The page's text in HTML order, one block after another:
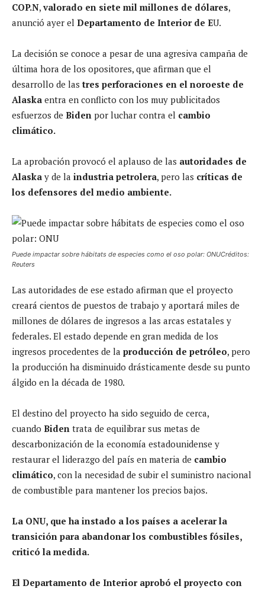
COP.N, valorado en siete mil millones de dólares,
anunció ayer el Departamento de Interior de EU.
La decisión se conoce a pesar de una agresiva campaña de
última hora de los opositores, que afirman que el
desarrollo de las tres perforaciones en el noroeste de
Alaska entra en conflicto con los muy publicitados
esfuerzos de Biden por luchar contra el cambio
climático.
La aprobación provocó el aplauso de las autoridades de
Alaska y de la industria petrolera, pero las críticas de
los defensores del medio ambiente.
Puede impactar sobre hábitats de especies como el oso polar: ONUCréditos:
Reuters
Las autoridades de ese estado afirman que el proyecto
creará cientos de puestos de trabajo y aportará miles de
millones de dólares de ingresos a las arcas estatales y
federales. El estado depende en gran medida de los
ingresos procedentes de la producción de petróleo, pero
la producción ha disminuido drásticamente desde su punto
álgido en la década de 1980.
El destino del proyecto ha sido seguido de cerca,
cuando Biden trata de equilibrar sus metas de
descarbonización de la economía estadounidense y
restaurar el liderazgo del país en materia de cambio
climático, con la necesidad de subir el suministro nacional
de combustible para mantener los precios bajos.
La ONU, que ha instado a los países a acelerar la
transición para abandonar los combustibles fósiles,
criticó la medida.
El Departamento de Interior aprobó el proyecto con